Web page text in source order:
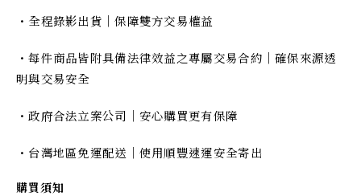
・全程錄影出貨｜保障雙方交易權益
・每件商品皆附具備法律效益之專屬交易合約｜確保來源透
明與交易安全
・政府合法立案公司｜安心購買更有保障
・台灣地區免運配送｜使用順豐速運安全寄出
購買須知